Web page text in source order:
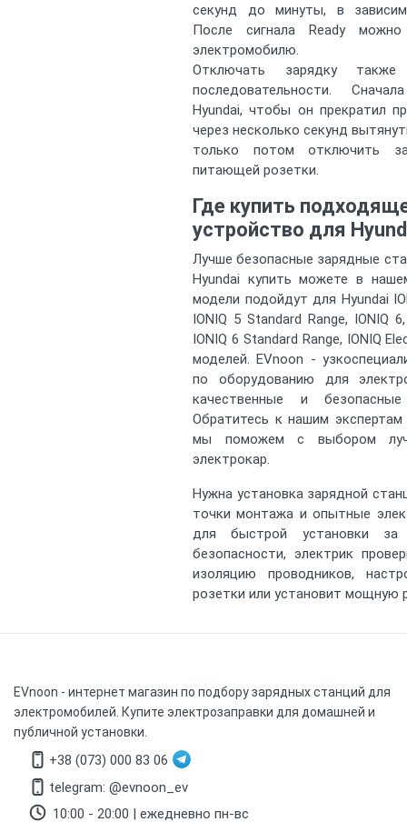
секунд до минуты, в
После сигнала Ready
электромобилю.
Отключать зарядку
последовательности.
Hyundai, чтобы он прекратил
через несколько секунд
только потом отключить
питающей розетки.
Где купить
устройство для
Лучше безопасные зарядные
Hyundai купить можете в
модели подойдут для Hyundai
IONIQ 5 Standard Range, IONIQ
IONIQ 6 Standard Range, IONIQ
моделей. EVnoon -
по оборудованию для
качественные и
Обратитесь к нашим
мы поможем с выбором
электрокар.
Нужна установка зарядной
точки монтажа и опытные
для быстрой установки
безопасности, электрик
изоляцию проводников,
розетки или установит мощную
EVnoon - интернет магазин по подбору зарядных станций для
электромобилей. Купите электрозаправки для домашней и
публичной установки.
+38 (073) 000 83 06
telegram: @evnoon_ev
10:00 - 20:00 | ежедневно пн-вс